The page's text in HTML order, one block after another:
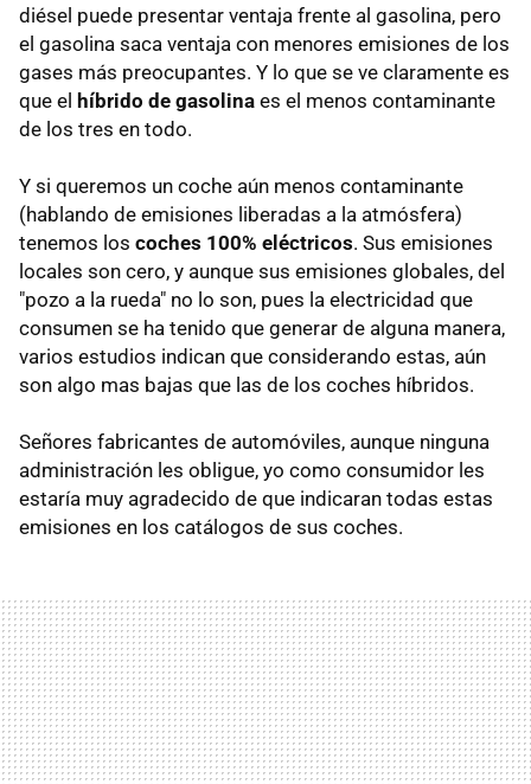
diésel puede presentar ventaja frente al gasolina, pero
el gasolina saca ventaja con menores emisiones de los
gases más preocupantes. Y lo que se ve claramente es
que el híbrido de gasolina es el menos contaminante
de los tres en todo.
Y si queremos un coche aún menos contaminante
(hablando de emisiones liberadas a la atmósfera)
tenemos los coches 100% eléctricos. Sus emisiones
locales son cero, y aunque sus emisiones globales, del
"pozo a la rueda" no lo son, pues la electricidad que
consumen se ha tenido que generar de alguna manera,
varios estudios indican que considerando estas, aún
son algo mas bajas que las de los coches híbridos.
Señores fabricantes de automóviles, aunque ninguna
administración les obligue, yo como consumidor les
estaría muy agradecido de que indicaran todas estas
emisiones en los catálogos de sus coches.